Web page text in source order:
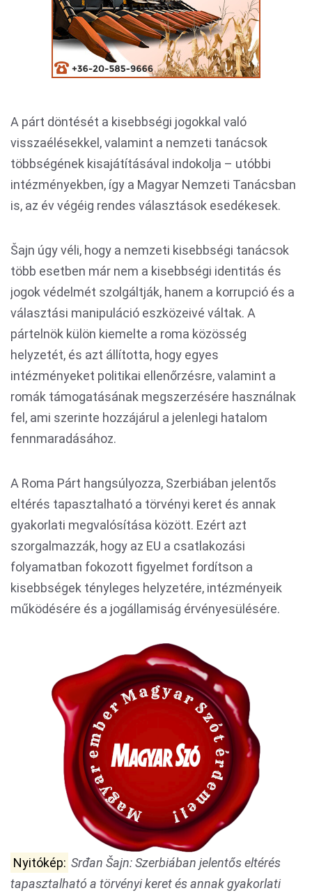
A párt döntését a kisebbségi jogokkal való
visszaélésekkel, valamint a nemzeti tanácsok
többségének kisajátításával indokolja – utóbbi
intézményekben, így a Magyar Nemzeti Tanácsban
is, az év végéig rendes választások esedékesek.
Šajn úgy véli, hogy a nemzeti kisebbségi tanácsok
több esetben már nem a kisebbségi identitás és
jogok védelmét szolgáltják, hanem a korrupció és a
választási manipuláció eszközeivé váltak. A
pártelnök külön kiemelte a roma közösség
helyzetét, és azt állította, hogy egyes
intézményeket politikai ellenőrzésre, valamint a
romák támogatásának megszerzésére használnak
fel, ami szerinte hozzájárul a jelenlegi hatalom
fennmaradásához.
A Roma Párt hangsúlyozza, Szerbiában jelentős
eltérés tapasztalható a törvényi keret és annak
gyakorlati megvalósítása között. Ezért azt
szorgalmazzák, hogy az EU a csatlakozási
folyamatban fokozott figyelmet fordítson a
kisebbségek tényleges helyzetére, intézményeik
működésére és a jogállamiság érvényesülésére.
Nyitókép: Srđan Šajn: Szerbiában jelentős eltérés
tapasztalható a törvényi keret és annak gyakorlati